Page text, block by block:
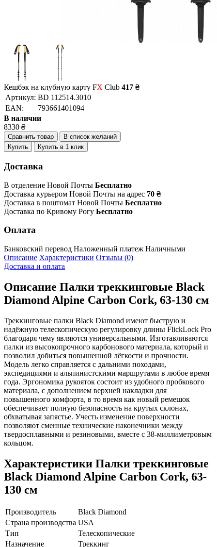
Кешбэк на клубную карту FX Club 417 ₴
Артикул: BD 112514.3010
EAN:
793661401094
В наличии
8330 ₴
Сравнить товар
В список желаний
Купить
Купить в 1 клик
Доставка
В отделение Новой Почты Бесплатно
Доставка курьером Новой Почты на адрес 70 ₴
Доставка в поштомат Новой Почты Бесплатно
Доставка по Кривому Рогу Бесплатно
Оплата
Банковский перевод Наложенный платеж Наличными
Описание Характеристики Отзывы (0)
Доставка и оплата
Описание Палки треккинговые Black
Diamond Alpine Carbon Cork, 63-130 см
Треккинговые палки Black Diamond имеют быструю и
надёжную телескопическую регулировку длины FlickLock Pro
благодаря чему являются универсальными. Изготавливаются
палки из высокопрочного карбонового материала, который и
позволил добиться повышенной лёгкости и прочности.
Модель легко справляется с дальними походами,
экспедициями и альпинистскими маршрутами в любое время
года. Эргономика рукояток состоит из удобного пробкового
материала, с дополнением верхней накладки для
повышенного комфорта, в то время как новый ремешок
обеспечивает полную безопасность на крутых склонах,
обхватывая запястье. Учесть изменение поверхности
позволяют сменные технические наконечники между
твердосплавными и резиновыми, вместе с 38-миллиметровым
кольцом.
Характеристики Палки треккинговые
Black Diamond Alpine Carbon Cork, 63-
130 см
Производитель
Black Diamond
Страна производства USA
Тип
Телескопические
Назначение
Треккинг